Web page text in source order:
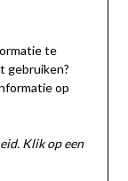
te
gebruiken?
op
Klik op een